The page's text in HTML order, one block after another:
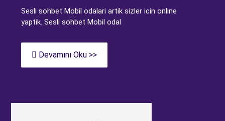
Sesli sohbet Mobil odalari artik sizler icin online
yaptik. Sesli sohbet Mobil odal
Devamını Oku >>